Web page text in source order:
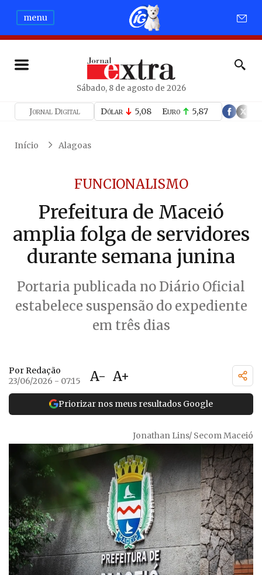
menu
Sábado, 8 de agosto de 2026
Jornal Digital Dólar 5,08 Euro 5,87
Início Alagoas
FUNCIONALISMO
Prefeitura de Maceió
amplia folga de servidores
durante semana junina
Portaria publicada no Diário Oficial
estabelece suspensão do expediente
em três dias
Por Redação
23/06/2026 - 07:15
A- A+
Priorizar nos meus resultados Google
Jonathan Lins/ Secom Maceió